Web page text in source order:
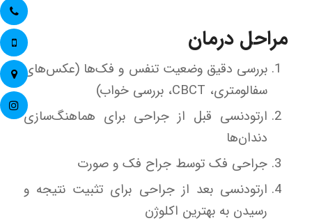
مراحل درمان
بررسی دقیق وضعیت تنفس و فک‌ها (عکس‌های
سفالومتری، CBCT، بررسی خواب)
ارتودنسی قبل از جراحی برای هماهنگ‌سازی
دندان‌ها
جراحی فک توسط جراح فک و صورت
ارتودنسی بعد از جراحی برای تثبیت نتیجه و
رسیدن به بهترین اکلوژن